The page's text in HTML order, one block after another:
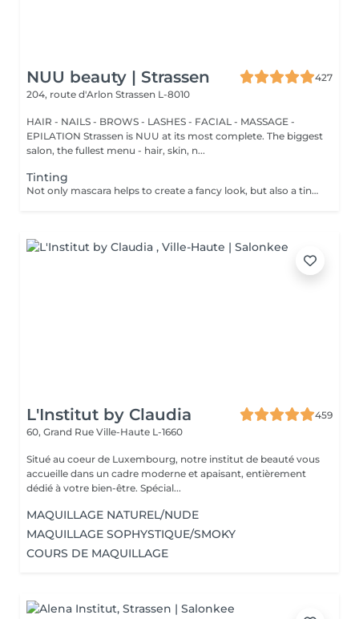
NUU beauty | Strassen
427
204, route d'Arlon Strassen L-8010
HAIR - NAILS - BROWS - LASHES - FACIAL - MASSAGE -
EPILATION Strassen is NUU at its most complete. The biggest
salon, the fullest menu - hair, skin, n...
Tinting
Not only mascara helps to create a fancy look, but also a tinting of your lashes! How is the lash tinting done? - lashes are washed - eye cream is applied - the tape and patches are applied - lashes are tinted - the tape and patches are removed Age restrictions: recommended to do from 14 years. Post procedure recommendations: do not wet eyelashes 24 hours after the procedure. Frequency: once in 2-3 weeks.
L'Institut by Claudia
459
60, Grand Rue Ville-Haute L-1660
Situé au coeur de Luxembourg, notre institut de beauté vous
accueille dans un cadre moderne et apaisant, entièrement
dédié à votre bien-être. Spécial...
MAQUILLAGE NATUREL/NUDE
MAQUILLAGE SOPHYSTIQUE/SMOKY
COURS DE MAQUILLAGE